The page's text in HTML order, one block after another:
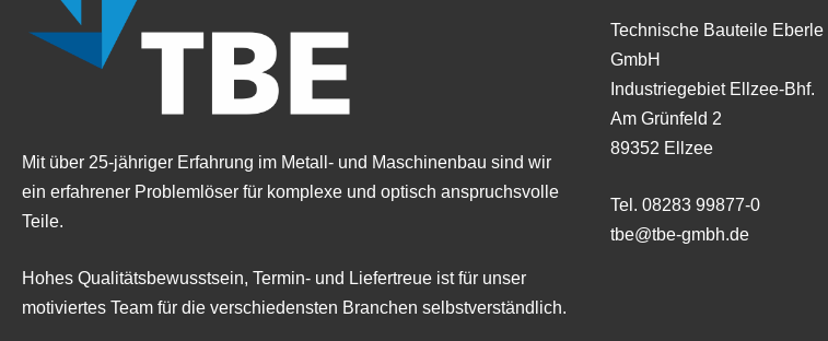
Mit über 25-jähriger Erfahrung im Metall- und Maschinenbau sind wir
ein erfahrener Problemlöser für komplexe und optisch anspruchsvolle
Teile.
Hohes Qualitätsbewusstsein, Termin- und Liefertreue ist für unser
motiviertes Team für die verschiedensten Branchen selbstverständlich.
Technische Bauteile Eberle
GmbH
Industriegebiet Ellzee-Bhf.
Am Grünfeld 2
89352 Ellzee
Tel. 08283 99877-0
tbe@tbe-gmbh.de